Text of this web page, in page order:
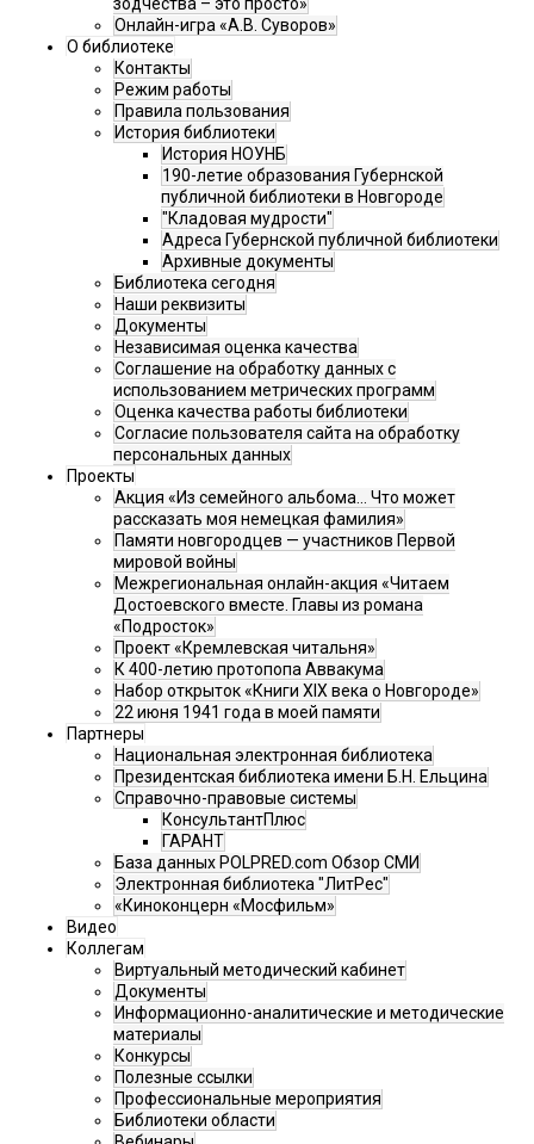
зодчества – это просто»
Онлайн-игра «А.В. Суворов»
О библиотеке
Контакты
Режим работы
Правила пользования
История библиотеки
История НОУНБ
190-летие образования Губернской
публичной библиотеки в Новгороде
"Кладовая мудрости"
Адреса Губернской публичной библиотеки
Архивные документы
Библиотека сегодня
Наши реквизиты
Документы
Независимая оценка качества
Соглашение на обработку данных с
использованием метрических программ
Оценка качества работы библиотеки
Согласие пользователя сайта на обработку
персональных данных
Проекты
Акция «Из семейного альбома... Что может
рассказать моя немецкая фамилия»
Памяти новгородцев — участников Первой
мировой войны
Межрегиональная онлайн-акция «Читаем
Достоевского вместе. Главы из романа
«Подросток»
Проект «Кремлевская читальня»
К 400-летию протопопа Аввакума
Набор открыток «Книги XIX века о Новгороде»
22 июня 1941 года в моей памяти
Партнеры
Национальная электронная библиотека
Президентская библиотека имени Б.Н. Ельцина
Справочно-правовые системы
КонсультантПлюс
ГАРАНТ
База данных POLPRED.com Обзор СМИ
Электронная библиотека "ЛитРес"
«Киноконцерн «Мосфильм»
Видео
Коллегам
Виртуальный методический кабинет
Документы
Информационно-аналитические и методические
материалы
Конкурсы
Полезные ссылки
Профессиональные мероприятия
Библиотеки области